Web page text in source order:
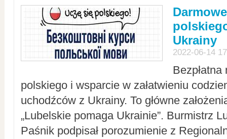
Ukrainy
2022-06-14
polskiego i wsparcie w załatwieniu
uchodźców z Ukrainy. To główne
„Lubelskie pomaga Ukrainie”. Burmistrz
Paśnik podpisał porozumienie z